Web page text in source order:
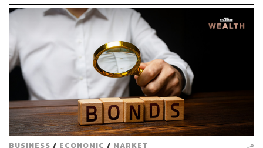
เงินเฟ้อ จากนั้นปรับตัวลงเล็กน้อยในไตรมาส 2 จากการ
ระบาดของโควิดระลอกสาม เมื่อสิ้นไตรมาส 2 ของปี เส้น
Bond Yield จึงมีลักษณะชันขึ้น (Steepen) จากสิ้นปีที่แล้ว
โดย Bond Yield ปรับตัวสูงขึ้นจากสิ้นปีก่อนในทุกช่วงอายุ ซึ่ง
รุ่นอายุ 2 ปีเพิ่มขึ้น 13 bps. และรุ่นอายุ 10 ปีเพิ่มขึ้น 50 bps.
จากปลายปีที่แล้ว มาอยู่ที่ระดับ 0.51% และที่ 1.78% ตาม
ลำดับ ณ สิ้นไตรมาส 2
พิสูจน์อักษร: ลักษณ์นารา พักตร์เพียงจันทร์
BUSINESS / ECONOMIC / MARKET